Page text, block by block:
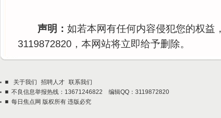
声明： 如若本网有任何内容侵犯您的权益
3119872820，本网站将立即给予删除。
■ 关于我们 招聘人才 联系我们
■ 不良信息举报热线：13671246822 编辑QQ：3119872820
■ 每日焦点网 版权所有 违版必究